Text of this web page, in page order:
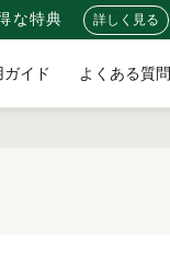
な特典 詳しく見る
ガイド よくある質問